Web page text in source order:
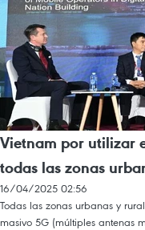
Vietnam por utilizar
todas las zonas
16/04/2025 02:56
Todas las zonas urbanas y
masivo 5G (múltiples antenas